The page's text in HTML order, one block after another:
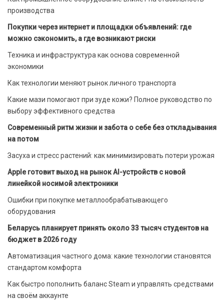
производства
Покупки через интернет и площадки объявлений: где
можно сэкономить, а где возникают риски
Техника и инфраструктура как основа современной
экономики
Как технологии меняют рынок личного транспорта
Какие мази помогают при зуде кожи? Полное руководство по
выбору эффективного средства
Современный ритм жизни и забота о себе без откладывания
на потом
Засуха и стресс растений: как минимизировать потери урожая
Apple готовит выход на рынок AI-устройств с новой
линейкой носимой электроники
Ошибки при покупке металлообрабатывающего
оборудования
Беларусь планирует принять около 33 тысяч студентов на
бюджет в 2026 году
Автоматизация частного дома: какие технологии становятся
стандартом комфорта
Как быстро пополнить баланс Steam и управлять средствами
на своём аккаунте